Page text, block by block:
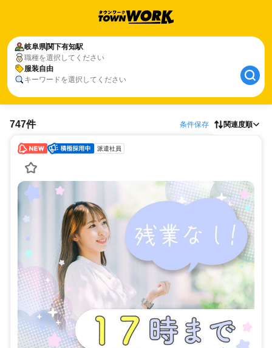
岐阜県関下有知駅
職種を選択してください
服装自由
キーワードを選択してください
747件 条件保存 関連度順
派遣社員